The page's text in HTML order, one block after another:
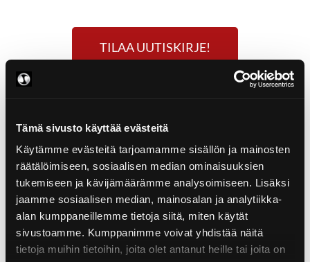
Tämä sivusto käyttää evästeitä
Käytämme evästeitä tarjoamamme sisällön ja mainosten
räätälöimiseen, sosiaalisen median ominaisuuksien
tukemiseen ja kävijämäärämme analysoimiseen. Lisäksi
jaamme sosiaalisen median, mainosalan ja analytiikka-
alan kumppaneillemme tietoja siitä, miten käytät
sivustoamme. Kumppanimme voivat yhdistää näitä
tietoja muihin tietoihin, joita olet antanut heille tai joita on
TILAA UUTISKIRJE!